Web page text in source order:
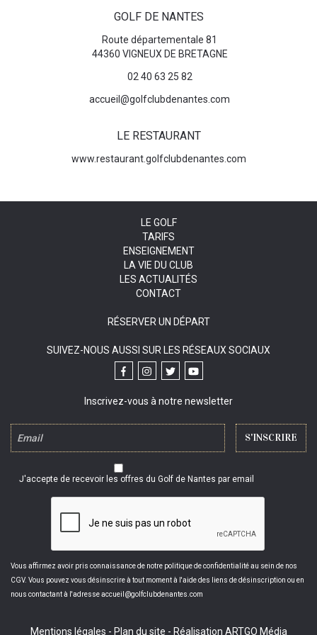
GOLF DE NANTES
Route départementale 81
44360 VIGNEUX DE BRETAGNE
02 40 63 25 82
accueil@golfclubdenantes.com
LE RESTAURANT
www.restaurant.golfclubdenantes.com
LE GOLF
TARIFS
ENSEIGNEMENT
LA VIE DU CLUB
LES ACTUALITÉS
CONTACT
RÉSERVER UN DÉPART
SUIVEZ-NOUS AUSSI SUR LES RÉSEAUX SOCIAUX
Inscrivez-vous à notre newsletter
J'accepte de recevoir les offres du Golf de Nantes par email
Vous affirmez avoir pris connaissance de notre politique de confidentialité au sein de nos
CGV. Vous pouvez vous désinscrire à tout moment à l'aide des liens de désinscription ou en
nous contactant à l'adresse accueil@golfclubdenantes.com
Mentions légales - Plan du site - Réalisation ARTGO Média